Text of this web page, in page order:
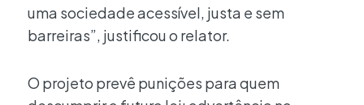
uma sociedade acessível, justa e sem
barreiras”, justificou o relator.
O projeto prevê punições para quem